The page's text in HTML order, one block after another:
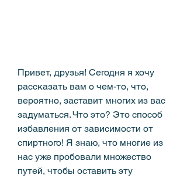
Привет, друзья! Сегодня я хочу
рассказать вам о чем-то, что,
вероятно, заставит многих из вас
задуматься. Что это? Это способ
избавления от зависимости от
спиртного! Я знаю, что многие из
нас уже пробовали множество
путей, чтобы оставить эту